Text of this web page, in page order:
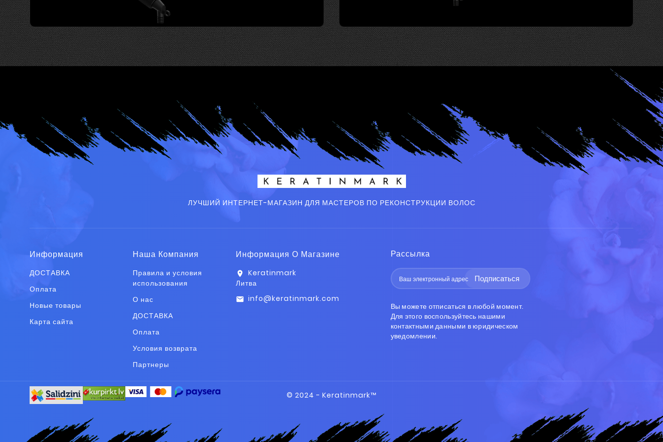
ЛУЧШИЙ ИНТЕРНЕТ-МАГАЗИН ДЛЯ МАСТЕРОВ ПО РЕКОНСТРУКЦИИ ВОЛОС
Информация
ДОСТАВКА
Оплата
Новые товары
Карта сайта
Наша Компания
Правила и условия
использования
О нас
ДОСТАВКА
Оплата
Условия возврата
Партнеры
Информация О Магазине
location_on
Keratinmark
Литва
email info@keratinmark.com
Рассылка
Подписаться
Вы можете отписаться в любой момент.
Для этого воспользуйтесь нашими
контактными данными в юридическом
уведомлении.
© 2024 - Keratinmark™